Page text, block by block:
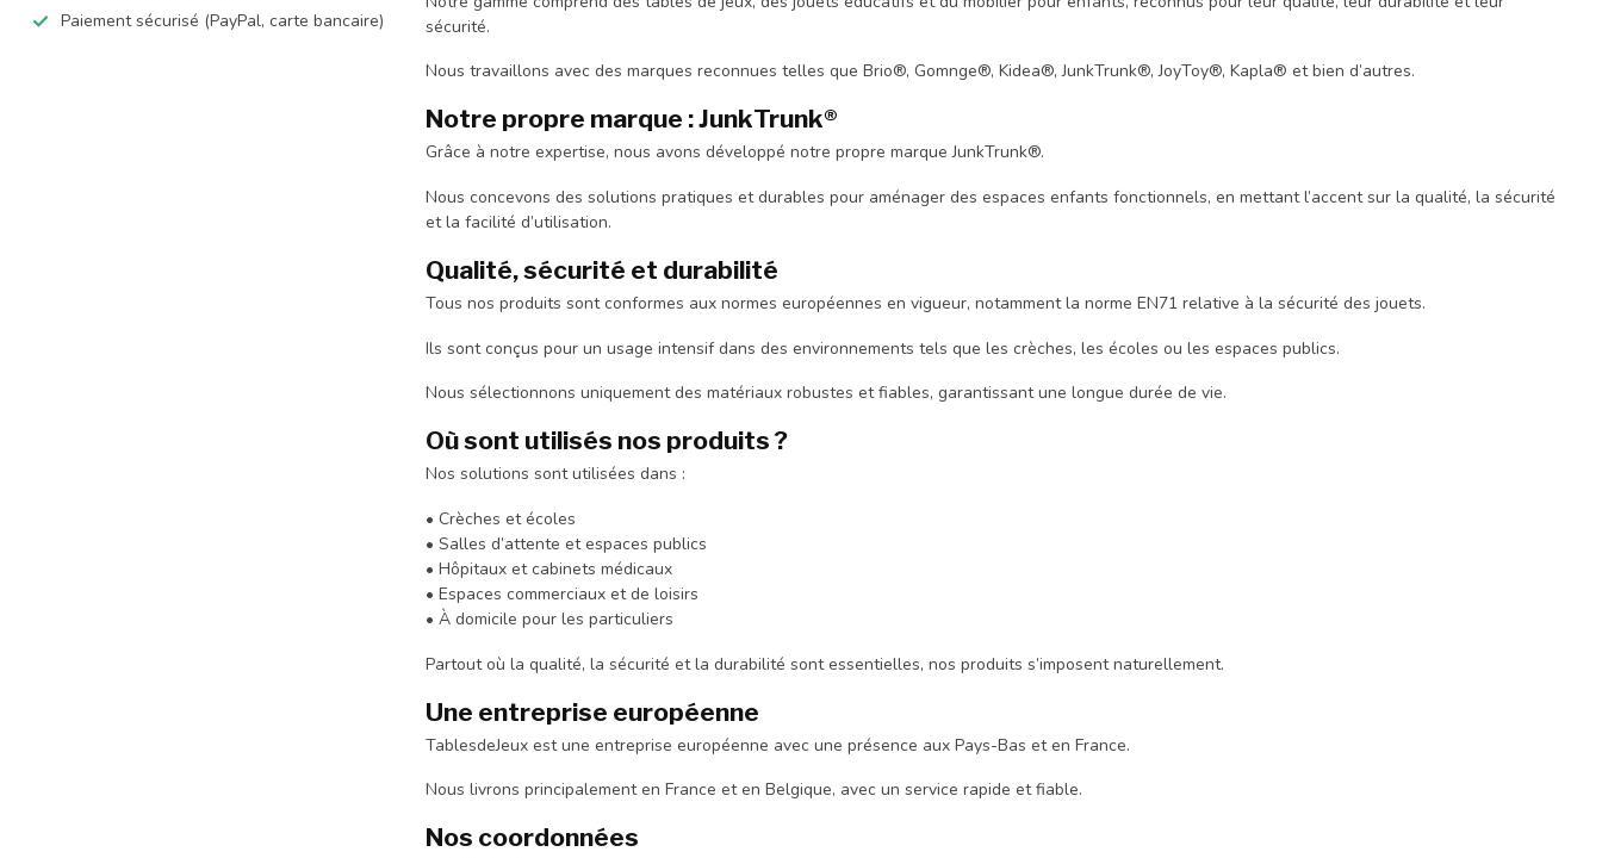
Paiement sécurisé (PayPal, carte bancaire)
sécurité.
Nous travaillons avec des marques reconnues telles que Brio®, Gomnge®, Kidea®, JunkTrunk®, JoyToy®, Kapla® et bien d’autres.
Notre propre marque : JunkTrunk®
Grâce à notre expertise, nous avons développé notre propre marque JunkTrunk®.
Nous concevons des solutions pratiques et durables pour aménager des espaces enfants fonctionnels, en mettant l’accent sur la qualité, la sécurité
et la facilité d’utilisation.
Qualité, sécurité et durabilité
Tous nos produits sont conformes aux normes européennes en vigueur, notamment la norme EN71 relative à la sécurité des jouets.
Ils sont conçus pour un usage intensif dans des environnements tels que les crèches, les écoles ou les espaces publics.
Nous sélectionnons uniquement des matériaux robustes et fiables, garantissant une longue durée de vie.
Où sont utilisés nos produits ?
Nos solutions sont utilisées dans :
• Crèches et écoles
• Salles d’attente et espaces publics
• Hôpitaux et cabinets médicaux
• Espaces commerciaux et de loisirs
• À domicile pour les particuliers
Partout où la qualité, la sécurité et la durabilité sont essentielles, nos produits s’imposent naturellement.
Une entreprise européenne
TablesdeJeux est une entreprise européenne avec une présence aux Pays-Bas et en France.
Nous livrons principalement en France et en Belgique, avec un service rapide et fiable.
Nos coordonnées